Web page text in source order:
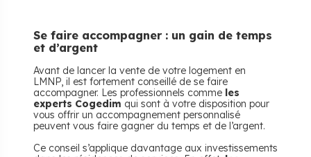
Se faire accompagner : un gain de temps
et d’argent
Avant de lancer la vente de votre logement en
LMNP, il est fortement conseillé de se faire
accompagner. Les professionnels comme les
experts Cogedim qui sont à votre disposition pour
vous offrir un accompagnement personnalisé
peuvent vous faire gagner du temps et de l’argent.
Ce conseil s’applique davantage aux investissements